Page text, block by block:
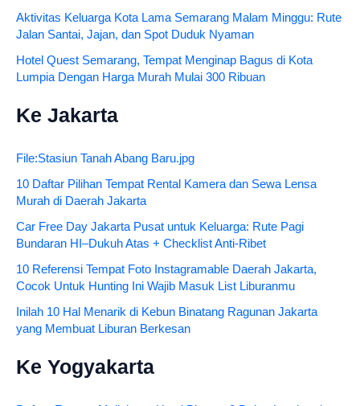
Aktivitas Keluarga Kota Lama Semarang Malam Minggu: Rute
Jalan Santai, Jajan, dan Spot Duduk Nyaman
Hotel Quest Semarang, Tempat Menginap Bagus di Kota
Lumpia Dengan Harga Murah Mulai 300 Ribuan
Ke Jakarta
File:Stasiun Tanah Abang Baru.jpg
10 Daftar Pilihan Tempat Rental Kamera dan Sewa Lensa
Murah di Daerah Jakarta
Car Free Day Jakarta Pusat untuk Keluarga: Rute Pagi
Bundaran HI–Dukuh Atas + Checklist Anti-Ribet
10 Referensi Tempat Foto Instagramable Daerah Jakarta,
Cocok Untuk Hunting Ini Wajib Masuk List Liburanmu
Inilah 10 Hal Menarik di Kebun Binatang Ragunan Jakarta
yang Membuat Liburan Berkesan
Ke Yogyakarta